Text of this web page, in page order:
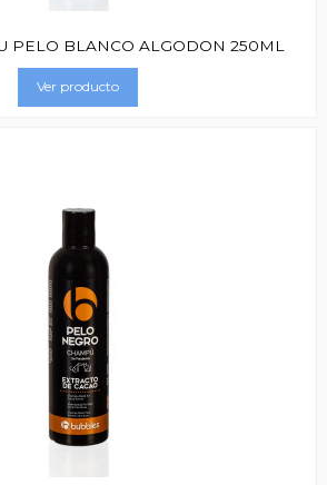
PELO BLANCO ALGODON 250ML
Ver producto